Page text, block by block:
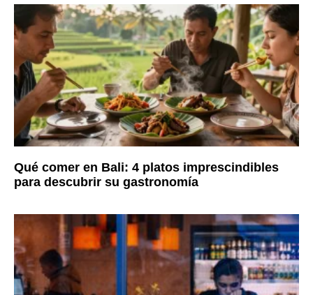
Qué comer en Bali: 4 platos imprescindibles
para descubrir su gastronomía